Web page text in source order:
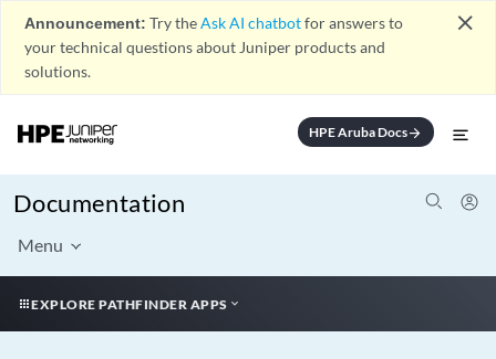
Announcement: Try theAsk AI chatbotfor answers to
your technical questions about Juniper products and
solutions.
close
HPE Aruba Docsarrow_forward
Documentation
Menu
EXPLORE PATHFINDER APPS